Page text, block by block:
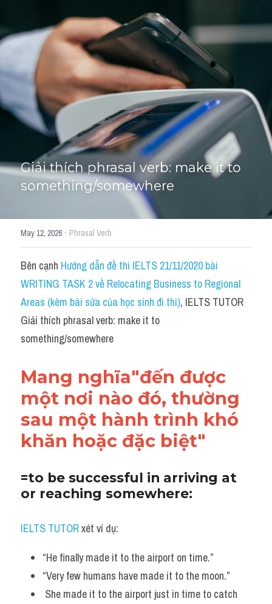
Giải đề thi từng câu
Lời khuyên
Giải đề thi
Academic words
Phrase
Phrasal Verb
Idioms đồng nghĩa
Idioms trái nghĩa
Antonym
Idiom
Grammar
Collocation
Cách dùng từ
Phân biệt từ
Đề thi thật Task 2
Speaking
Writing
Reading
Vocabulary
HỌC THỬ
Giải thích phrasal verb: make it to
something/somewhere
May 12, 2026 · Phrasal Verb
Bên cạnh Hướng dẫn đề thi IELTS 21/11/2020 bài
WRITING TASK 2 về Relocating Business to Regional
Areas (kèm bài sửa của học sinh đi thi), IELTS TUTOR
Giải thích phrasal verb: make it to
something/somewhere
Mang nghĩa"đến được
một nơi nào đó, thường
sau một hành trình khó
khăn hoặc đặc biệt"
=to be successful in arriving at
or reaching somewhere:
IELTS TUTOR xét ví dụ:
“He finally made it to the airport on time.”
“Very few humans have made it to the moon.”
She made it to the airport just in time to catch